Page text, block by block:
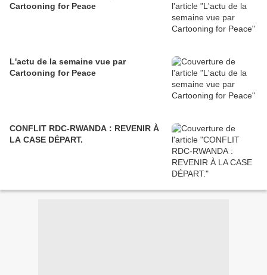
Cartooning for Peace
L'actu de la semaine vue par
Cartooning for Peace
CONFLIT RDC-RWANDA : REVENIR À
LA CASE DÉPART.